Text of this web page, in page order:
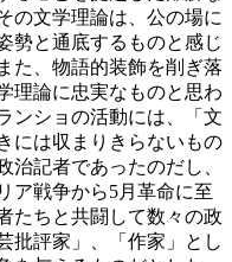
の文学理論は、公の場に
勢と通底するものと感じ
た、物語的装飾を削ぎ落
理論に忠実なものと思わ
ンショの活動には、「文
には収まりきらないもの
治記者であったのだし、
ア戦争から5月革命に至
たちと共闘して数々の政
批評家」、「作家」とし